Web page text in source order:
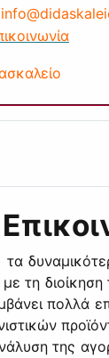
info@di
τη
της